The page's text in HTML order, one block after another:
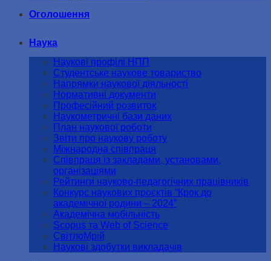
Оголошення
Наука
Наукові профілі НПП
Студентське наукове товариство
Напрямки наукової діяльності
Нормативні документи
Професійний розвиток
Наукометричні бази даних
План наукової роботи
Звіти про наукову роботу
Міжнародна співпраця
Співпраця із закладами, установами,
організаціями
Рейтинги науково-педагогічних працівників
Конкурс наукових проєктів “Крок до
академічної родини – 2024”
Академічна мобільність
Scopus та Web of Science
СвітлоМрій
Наукові здобутки викладачів